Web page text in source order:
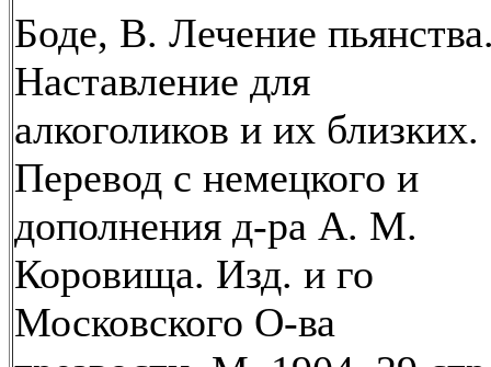
Боде, В. Лечение
Наставление для
алкоголиков и их близких.
Перевод с немецкого и
дополнения д-ра А. М.
Коровища. Изд. и го
Московского О-ва